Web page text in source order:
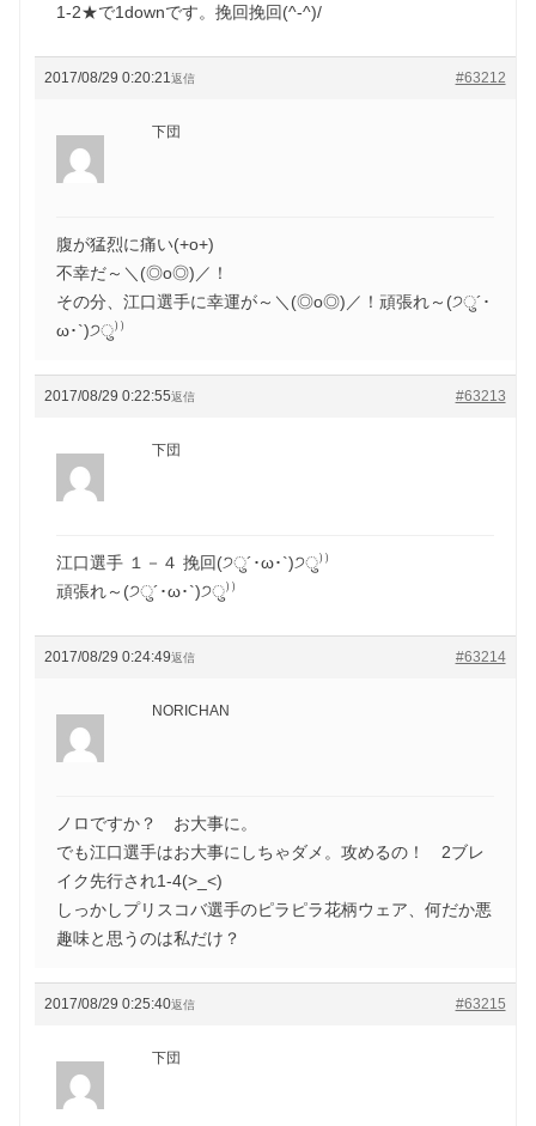
1-2★で1downです。挽回挽回(^-^)/
2017/08/29 0:20:21 #63212
返信
下団
腹が猛烈に痛い(+o+)
不幸だ～＼(◎o◎)／！
その分、江口選手に幸運が～＼(◎o◎)／！頑張れ～(੭ु´･
ω･`)੭ु⁾⁾
2017/08/29 0:22:55 #63213
返信
下団
江口選手 １－４ 挽回(੭ु´･ω･`)੭ु⁾⁾
頑張れ～(੭ु´･ω･`)੭ु⁾⁾
2017/08/29 0:24:49 #63214
返信
NORICHAN
ノロですか？ お大事に。
でも江口選手はお大事にしちゃダメ。攻めるの！ 2ブレ
イク先行され1-4(>_<)
しっかしプリスコバ選手のピラピラ花柄ウェア、何だか悪
趣味と思うのは私だけ？
2017/08/29 0:25:40 #63215
返信
下団